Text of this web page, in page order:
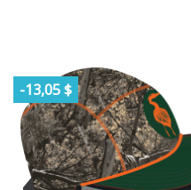
-13,05 $